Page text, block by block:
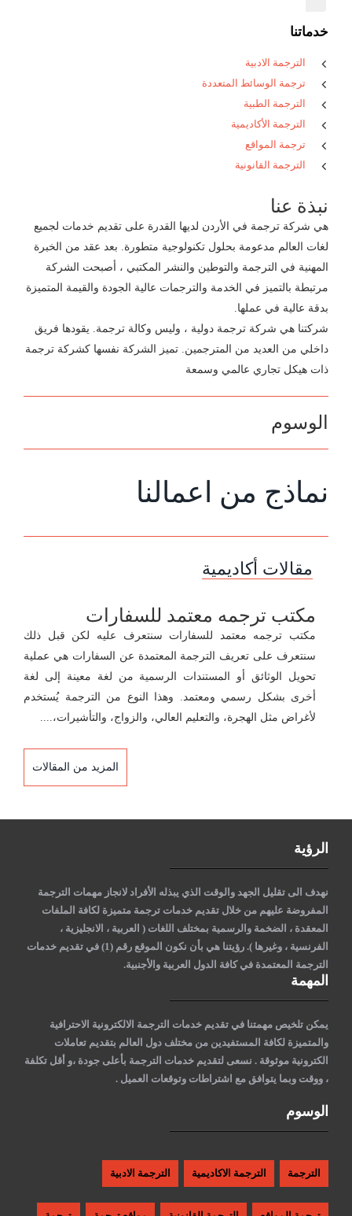
خدماتنا
الترجمة الادبية
ترجمة الوسائط المتعددة
الترجمة الطبية
الترجمة الأكاديمية
ترجمة المواقع
الترجمة القانونية
نبذة عنا
هي شركة ترجمة في الأردن لديها القدرة على تقديم خدمات لجميع
لغات العالم مدعومة بحلول تكنولوجية متطورة. بعد عقد من الخبرة
المهنية في الترجمة والتوطين والنشر المكتبي ، أصبحت الشركة
مرتبطة بالتميز في الخدمة والترجمات عالية الجودة والقيمة المتميزة
بدقة عالية في عملها.
شركتنا هي شركة ترجمة دولية ، وليس وكالة ترجمة. يقودها فريق
داخلي من العديد من المترجمين. تميز الشركة نفسها كشركة ترجمة
ذات هيكل تجاري عالمي وسمعة
الوسوم
نماذج من اعمالنا
مقالات أكاديمية
مكتب ترجمه معتمد للسفارات
مكتب ترجمه معتمد للسفارات سنتعرف عليه لكن قبل ذلك
سنتعرف على تعريف الترجمة المعتمدة عن السفارات هي عملية
تحويل الوثائق أو المستندات الرسمية من لغة معينة إلى لغة
أخرى بشكل رسمي ومعتمد. وهذا النوع من الترجمة يُستخدم
لأغراض مثل الهجرة، والتعليم العالي، والزواج، والتأشيرات،....
المزيد من المقالات
الرؤية
نهدف الى تقليل الجهد والوقت الذي يبذله الأفراد لانجاز مهمات الترجمة
المفروضة عليهم من خلال تقديم خدمات ترجمة متميزة لكافة الملفات
المعقدة ، الضخمة والرسمية بمختلف اللغات ( العربية ، الانجليزية ،
الفرنسية ، وغيرها )
. رؤيتنا هي بأن نكون الموقع رقم (1) في تقديم خدمات
الترجمة المعتمدة في كافة الدول العربية والأجنبية.
المهمة
يمكن تلخيص مهمتنا في تقديم خدمات الترجمة الالكترونية الاحترافية
والمتميزة لكافة المستفيدين من مختلف دول العالم بتقديم تعاملات
الكترونية موثوقة . نسعى لتقديم خدمات الترجمة بأعلى جودة ،و أقل تكلفة
، ووقت وبما يتوافق مع اشتراطات وتوقعات العميل .
الوسوم
الترجمة الترجمة الاكاديمية الترجمة الادبية